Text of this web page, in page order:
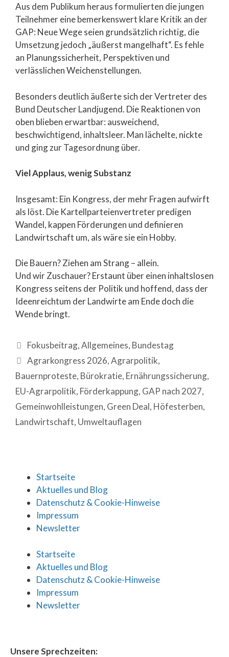
Aus dem Publikum heraus formulierten die jungen
Teilnehmer eine bemerkenswert klare Kritik an der
GAP: Neue Wege seien grundsätzlich richtig, die
Umsetzung jedoch „äußerst mangelhaft“. Es fehle
an Planungssicherheit, Perspektiven und
verlässlichen Weichenstellungen.
Besonders deutlich äußerte sich der Vertreter des
Bund Deutscher Landjugend. Die Reaktionen von
oben blieben erwartbar: ausweichend,
beschwichtigend, inhaltsleer. Man lächelte, nickte
und ging zur Tagesordnung über.
Viel Applaus, wenig Substanz
Insgesamt: Ein Kongress, der mehr Fragen aufwirft
als löst. Die Kartellparteienvertreter predigen
Wandel, kappen Förderungen und definieren
Landwirtschaft um, als wäre sie ein Hobby.
Die Bauern? Ziehen am Strang – allein.
Und wir Zuschauer? Erstaunt über einen inhaltslosen
Kongress seitens der Politik und hoffend, dass der
Ideenreichtum der Landwirte am Ende doch die
Wende bringt.
Fokusbeitrag,Allgemeines, Bundestag
Agrarkongress 2026,Agrarpolitik,
Bauernproteste, Bürokratie, Ernährungssicherung,
EU-Agrarpolitik, Förderkappung, GAP nach 2027,
Gemeinwohlleistungen, Green Deal, Höfesterben,
Landwirtschaft, Umweltauflagen
Startseite
Aktuelles und Blog
Datenschutz & Cookie-Hinweise
Impressum
Newsletter
Startseite
Aktuelles und Blog
Datenschutz & Cookie-Hinweise
Impressum
Newsletter
Unsere Sprechzeiten: